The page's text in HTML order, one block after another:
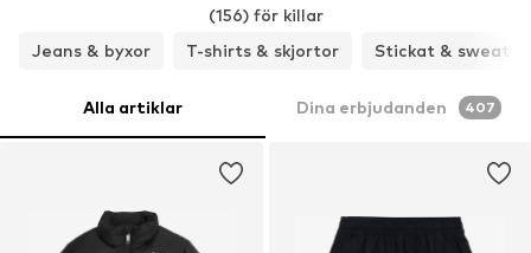
(156) för killar
Jeans & byxor
T-shirts & skjortor Stickat & sweat
Alla artiklar Dina erbjudanden 407